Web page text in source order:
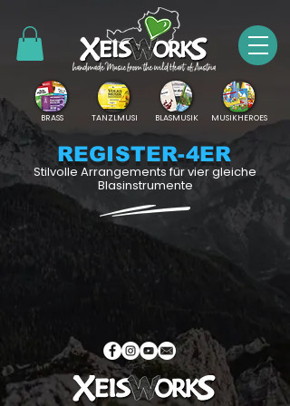
BRASS TANZLMUSI BLASMUSIK MUSIKHEROES
REGISTER-4ER
Stilvolle Arrangements für vier gleiche
Blasinstrumente